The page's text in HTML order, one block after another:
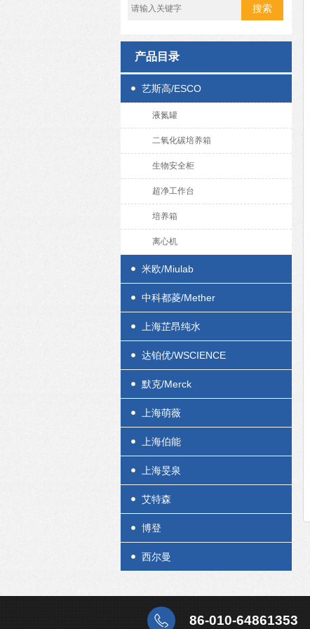
产品目录
艺斯高/ESCO
液氮罐
二氧化碳培养箱
生物安全柜
超净工作台
培养箱
离心机
米欧/Miulab
中科都菱/Mether
上海芷昂纯水
达铂优/WSCIENCE
默克/Merck
上海萌薇
上海伯能
上海旻泉
艾特森
博登
西尔曼
86-010-64861353